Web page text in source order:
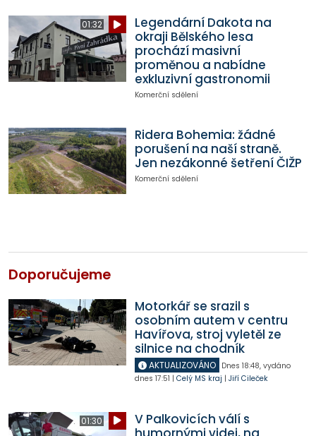
01:32
Legendární Dakota na
okraji Bělského lesa
prochází masivní
proměnou a nabídne
exkluzivní gastronomii
Komerční sdělení
Ridera Bohemia: žádné
porušení na naší straně.
Jen nezákonné šetření ČIŽP
Komerční sdělení
Doporučujeme
Motorkář se srazil s
osobním autem v centru
Havířova, stroj vyletěl ze
silnice na chodník
AKTUALIZOVÁNO Dnes 18:48, vydáno
dnes 17:51 | Celý MS kraj | Jiří Cileček
01:30
V Palkovicích válí s